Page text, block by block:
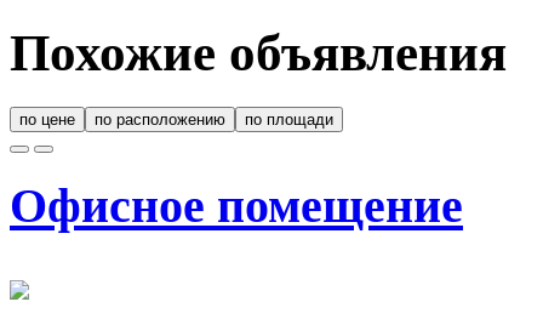
Похожие объявления
по цене по расположению по площади
Офисное помещение